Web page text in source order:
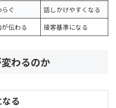
ぐ
話しかけやすくなる
伝わる 接客基準になる
わるのか
る